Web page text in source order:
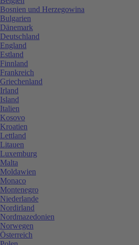
Bosnien und Herzegowina
Bulgarien
Dänemark
Deutschland
England
Estland
Finnland
Frankreich
Griechenland
Irland
Island
Italien
Kosovo
Kroatien
Lettland
Litauen
Luxemburg
Malta
Moldawien
Monaco
Montenegro
Niederlande
Nordirland
Nordmazedonien
Norwegen
Österreich